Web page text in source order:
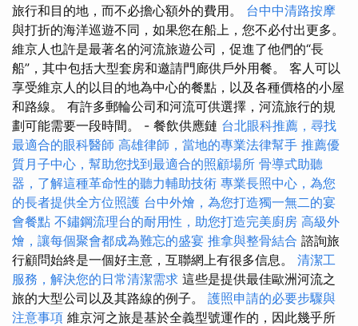
旅行和目的地，而不必擔心額外的費用。 台中中清路按摩
與打折的海洋巡遊不同，如果您在船上，您不必付出更多。
維京人也許是最著名的河流旅遊公司，促進了他們的“長
船”，其中包括大型套房和邀請門廊供戶外用餐。 客人可以
享受維京人的以目的地為中心的餐點，以及各種價格的小屋
和路線。 有許多郵輪公司和河流可供選擇，河流旅行的規
劃可能需要一段時間。 - 餐飲供應鏈 台北眼科推薦，尋找
最適合的眼科醫師 高雄律師，當地的專業法律幫手 推薦優
質月子中心，幫助您找到最適合的照顧場所 骨導式助聽
器，了解這種革命性的聽力輔助技術 專業長照中心，為您
的長者提供全方位照護 台中外燴，為您打造獨一無二的宴
會餐點 不鏽鋼流理台的耐用性，助您打造完美廚房 高級外
燴，讓每個聚會都成為難忘的盛宴 推拿與整骨結合 諮詢旅
行顧問始終是一個好主意，互聯網上有很多信息。 清潔工
服務，解決您的日常清潔需求 這些是提供最佳歐洲河流之
旅的大型公司以及其路線的例子。 護照申請的必要步驟與
注意事項 維京河之旅是基於全義型號運作的，因此幾乎所